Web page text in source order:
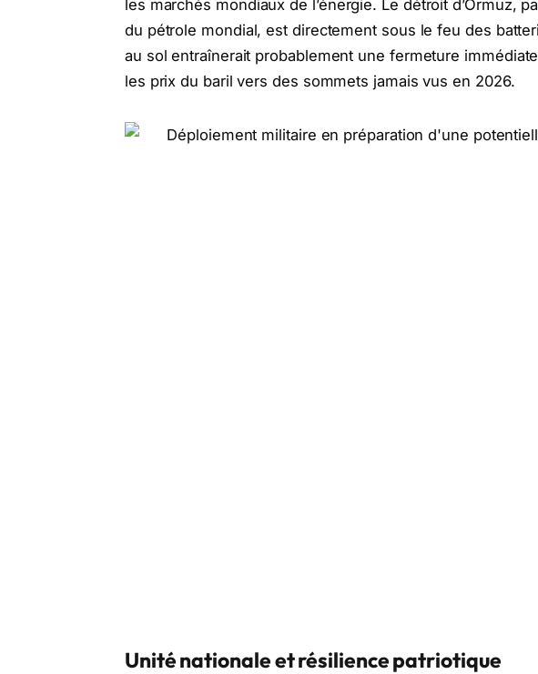
les marchés mondiaux de l’énergie. Le détroit d’Ormuz,
du pétrole mondial, est directement sous le feu des
au sol entraînerait probablement une fermeture
les prix du baril vers des sommets jamais vus en 2026.
Unité nationale et résilience patriotique